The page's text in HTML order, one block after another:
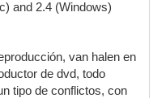
and 2.4 (Windows)
van halen en
de dvd, todo
tipo de conflictos, con